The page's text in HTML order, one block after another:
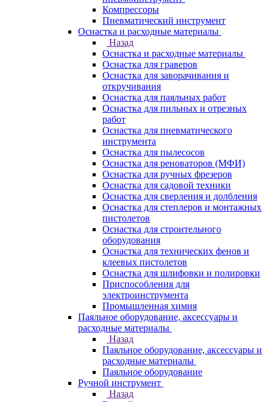
Компрессоры
Пневматический инструмент
Оснастка и расходные материалы
Назад
Оснастка и расходные материалы
Оснастка для граверов
Оснастка для заворачивания и
откручивания
Оснастка для паяльных работ
Оснастка для пильных и отрезных
работ
Оснастка для пневматического
инструмента
Оснастка для пылесосов
Оснастка для реноваторов (МФИ)
Оснастка для ручных фрезеров
Оснастка для садовой техники
Оснастка для сверления и долбления
Оснастка для степлеров и монтажных
пистолетов
Оснастка для строительного
оборудования
Оснастка для технических фенов и
клеевых пистолетов
Оснастка для шлифовки и полировки
Приспособления для
электроинструмента
Промышленная химия
Паяльное оборудование, аксессуары и
расходные материалы
Назад
Паяльное оборудование, аксессуары и
расходные материалы
Паяльное оборудование
Ручной инструмент
Назад